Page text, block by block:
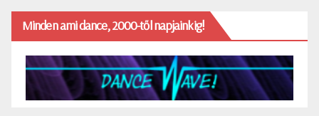
Minden ami dance, 2000-től napjainkig!